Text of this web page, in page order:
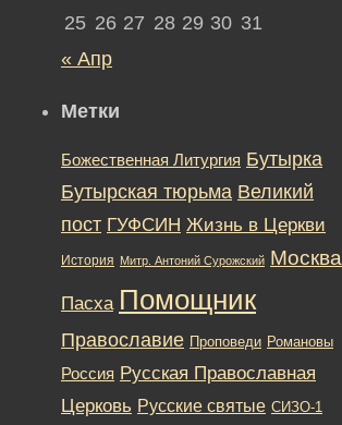
25 26 27 28 29 30 31
« Апр
Метки
Божественная Литургия Бутырка
Бутырская тюрьма Великий
пост ГУФСИН Жизнь в Церкви
История Митр. Антоний Сурожский Москва
Пасха Помощник
Православие Проповеди Романовы
Россия Русская Православная
Церковь Русские святые СИЗО-1